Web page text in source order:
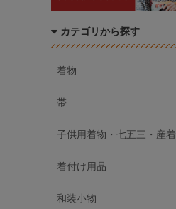
カテゴリから探す
着物
帯
子供用着物・七五三・産着
着付け用品
和装小物